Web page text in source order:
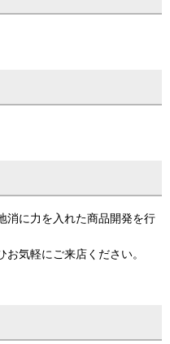
消に力を入れた商品開発を行
気軽にご来店ください。